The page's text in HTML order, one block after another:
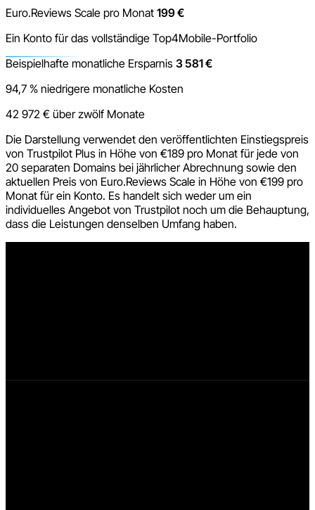
Euro.Reviews Scale pro Monat 199 €
Ein Konto für das vollständige Top4Mobile-Portfolio
Beispielhafte monatliche Ersparnis 3 581 €
94,7 % niedrigere monatliche Kosten
42 972 € über zwölf Monate
Die Darstellung verwendet den veröffentlichten Einstiegspreis
von Trustpilot Plus in Höhe von €189 pro Monat für jede von
20 separaten Domains bei jährlicher Abrechnung sowie den
aktuellen Preis von Euro.Reviews Scale in Höhe von €199 pro
Monat für ein Konto. Es handelt sich weder um ein
individuelles Angebot von Trustpilot noch um die Behauptung,
dass die Leistungen denselben Umfang haben.